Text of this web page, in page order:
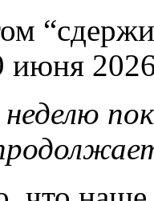
июня